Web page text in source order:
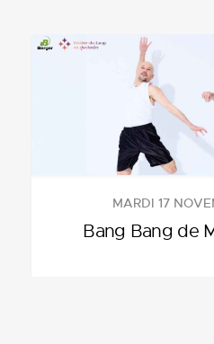
MARDI 17
Bang Bang de